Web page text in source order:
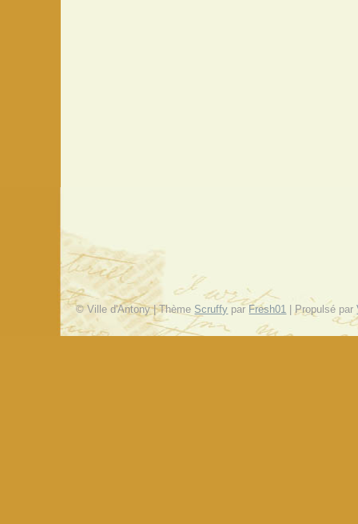
© Ville d'Antony | Thème Scruffy par Fresh01 | Propulsé par